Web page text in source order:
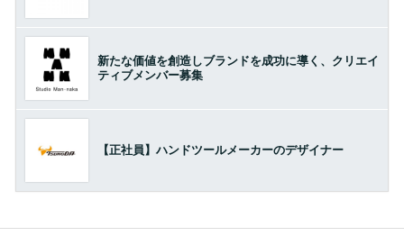
新たな価値を創造しブランドを成功に導く、クリエイ
ティブメンバー募集
【正社員】ハンドツールメーカーのデザイナー